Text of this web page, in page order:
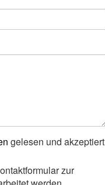
gelesen und akzeptiert
zur